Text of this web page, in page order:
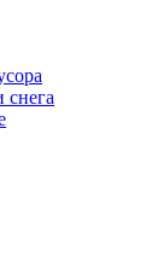
снега